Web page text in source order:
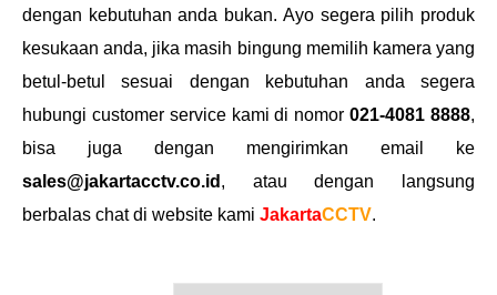
dengan kebutuhan anda bukan. Ayo segera pilih produk
kesukaan anda, jika masih bingung memilih kamera yang
betul-betul sesuai dengan kebutuhan anda segera
hubungi customer service kami di nomor021-4081 8888,
bisa juga dengan mengirimkan email ke
sales@jakartacctv.co.id , atau dengan langsung
berbalas chat di website kami JakartaCCTV.